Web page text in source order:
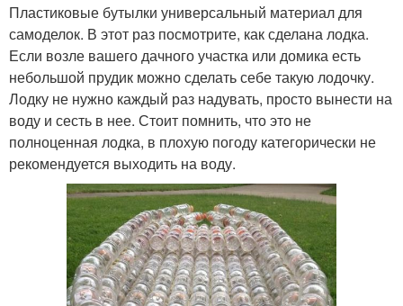
Пластиковые бутылки универсальный материал для
самоделок. В этот раз посмотрите, как сделана лодка.
Если возле вашего дачного участка или домика есть
небольшой прудик можно сделать себе такую лодочку.
Лодку не нужно каждый раз надувать, просто вынести на
воду и сесть в нее. Стоит помнить, что это не
полноценная лодка, в плохую погоду категорически не
рекомендуется выходить на воду.